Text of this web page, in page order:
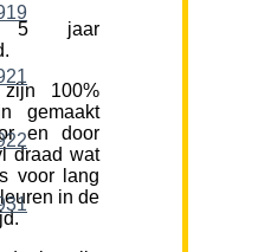
5 jaar
100%
gemaakt
en door
draad wat
voor lang
in de